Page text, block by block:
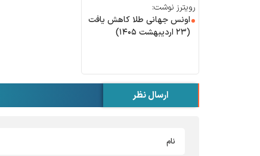
رویترز نوشت:
اونس جهانی طلا کاهش یافت
(۲۳ اردیبهشت ۱۴۰۵)
ارسال نظر